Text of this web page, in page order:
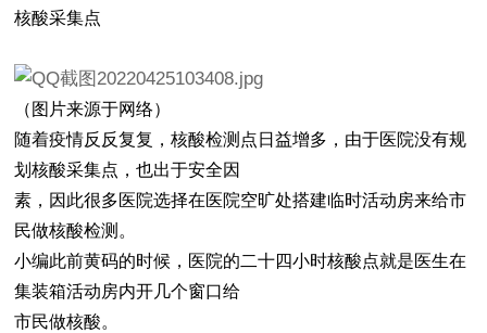
核酸采集点
（图片来源于网络）
随着疫情反反复复，核酸检测点日益增多，由于医院没有规
划核酸采集点，也出于安全因
素，因此很多医院选择在医院空旷处搭建临时活动房来给市
民做核酸检测。
小编此前黄码的时候，医院的二十四小时核酸点就是医生在
集装箱活动房内开几个窗口给
市民做核酸。